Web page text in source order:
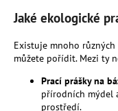
Jaké ekologické
Existuje mnoho
můžete pořídit. Mezi ty
Prací prášky na
přírodních mýdel
prostředí.
D